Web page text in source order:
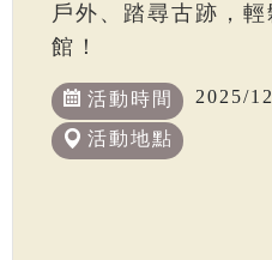
戶外、踏尋古跡，
館！
活動時間 2025/
活動地點